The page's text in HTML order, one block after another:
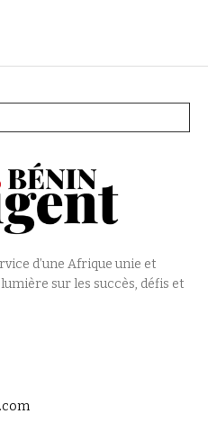
d’une Afrique unie et
sur les succès, défis et